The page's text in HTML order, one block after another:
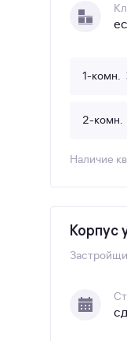
1-комн.
2-комн.
Наличие
Корпус